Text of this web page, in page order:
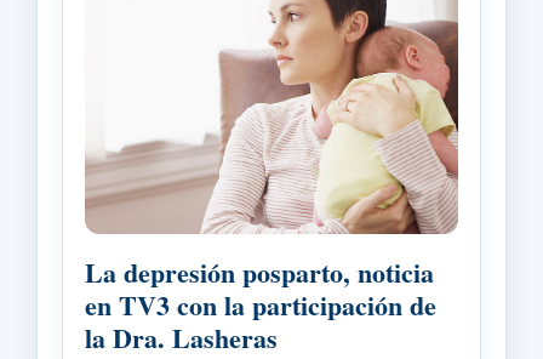
La depresión posparto, noticia
en TV3 con la participación de
la Dra. Lasheras